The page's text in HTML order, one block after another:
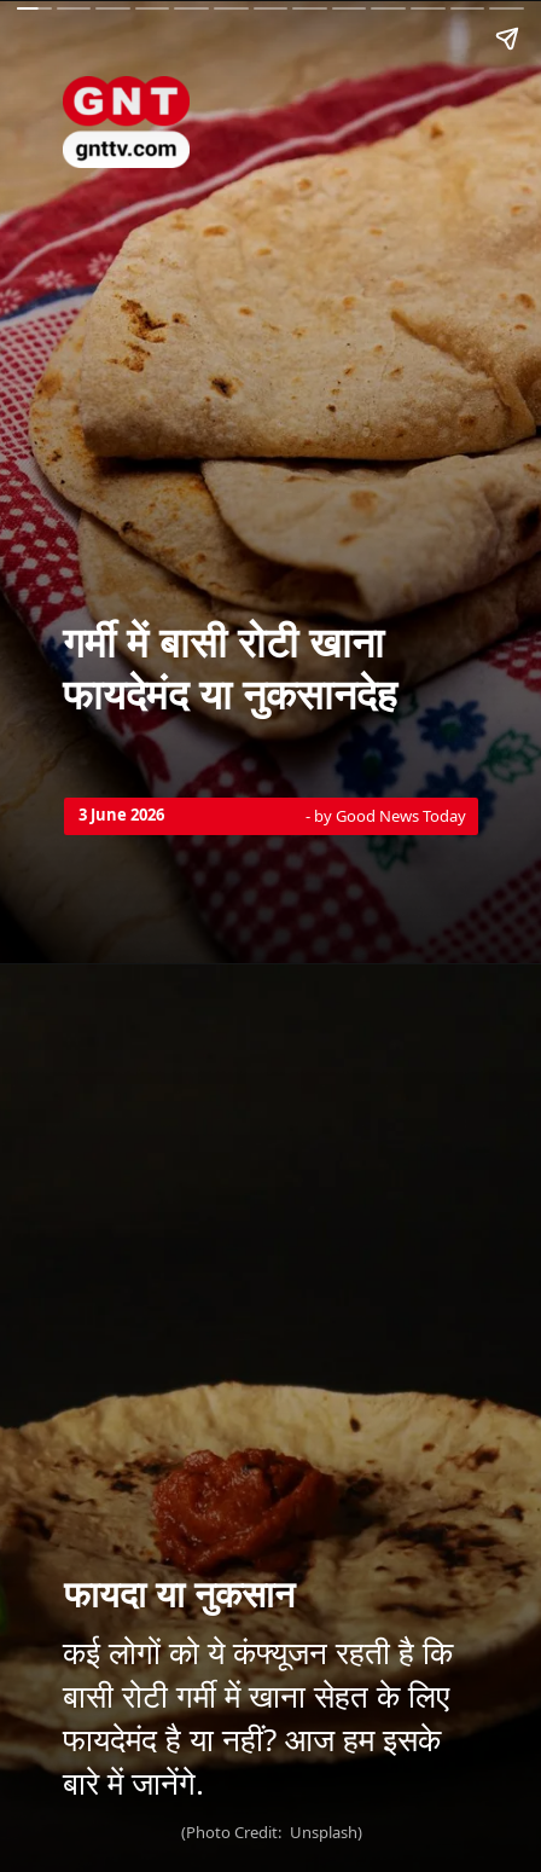
गर्मी में बासी रोटी खाना
फायदेमंद या नुकसानदेह
3 June 2026 - by Good News Today
फायदा या नुकसान
(Photo Credit: Unsplash)
कई लोगों को ये कंफ्यूजन रहती है कि
बासी रोटी गर्मी में खाना सेहत के लिए
फायदेमंद है या नहीं? आज हम इसके